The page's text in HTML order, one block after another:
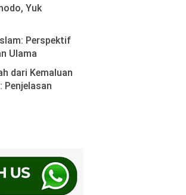
Yuk
Perspektif
Ulama
dari Kemaluan
Penjelasan